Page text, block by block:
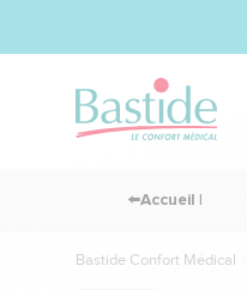
⬅️Accueil |
Bastide Confort Médical